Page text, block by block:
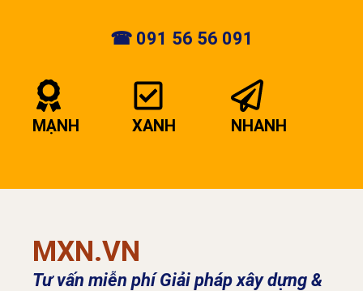
☎ 091 56 56 091
MẠNH XANH NHANH
MXN.VN
Tư vấn miễn phí Giải pháp xây dựng &